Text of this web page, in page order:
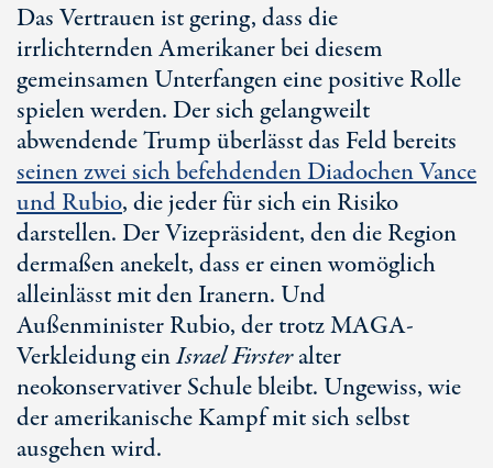
Das Vertrauen ist gering, dass die
irrlichternden Amerikaner bei diesem
gemeinsamen Unterfangen eine positive Rolle
spielen werden. Der sich gelangweilt
abwendende Trump überlässt das Feld bereits
seinen zwei sich befehdenden Diadochen Vance
und Rubio, die jeder für sich ein Risiko
darstellen. Der Vizepräsident, den die Region
dermaßen anekelt, dass er einen womöglich
alleinlässt mit den Iranern. Und
Außenminister Rubio, der trotz MAGA-
Verkleidung einIsrael Firsteralter
neokonservativer Schule bleibt. Ungewiss, wie
der amerikanische Kampf mit sich selbst
ausgehen wird.